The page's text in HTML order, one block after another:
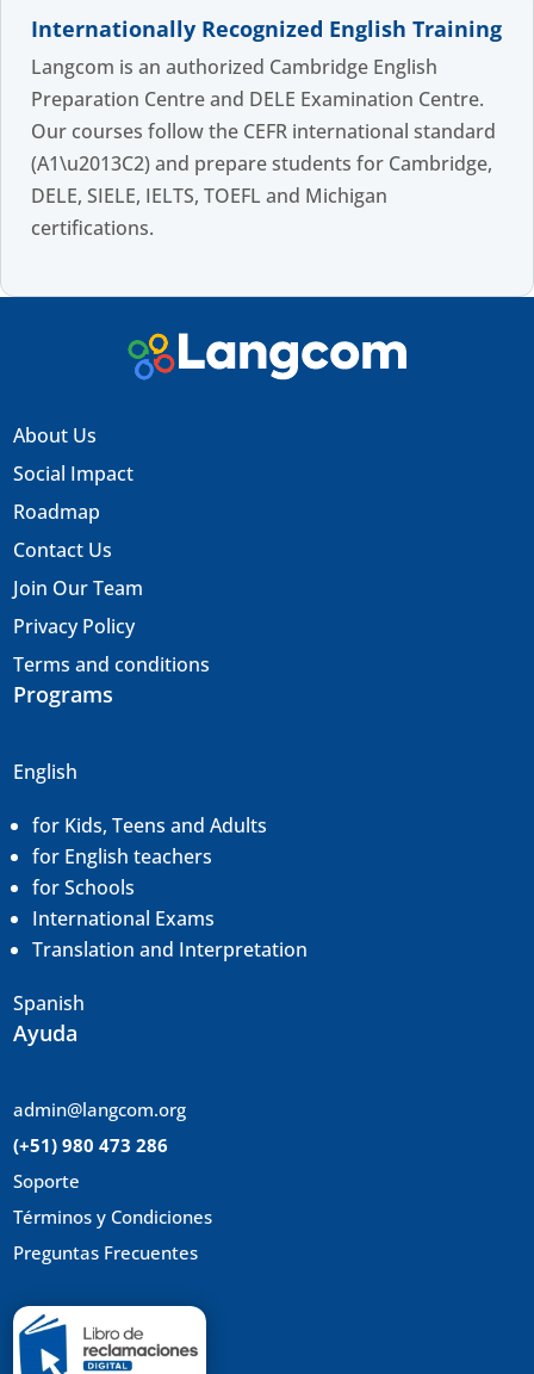
Internationally Recognized English Training
Langcom is an authorized Cambridge English
Preparation Centre and DELE Examination Centre.
Our courses follow the CEFR international standard
(A1\u2013C2) and prepare students for Cambridge,
DELE, SIELE, IELTS, TOEFL and Michigan
certifications.
About Us
Social Impact
Roadmap
Contact Us
Join Our Team
Privacy Policy
Terms and conditions
Programs
English
for Kids, Teens and Adults
for English teachers
for Schools
International Exams
Translation and Interpretation
Spanish
Ayuda
admin@langcom.org
(+51) 980 473 286
Soporte
Términos y Condiciones
Preguntas Frecuentes